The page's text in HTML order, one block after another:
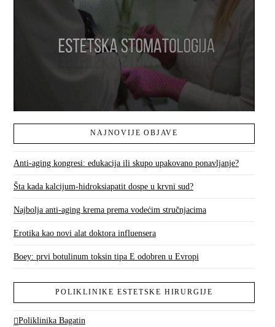
NAJNOVIJE OBJAVE
Anti-aging kongresi: edukacija ili skupo upakovano ponavljanje?
Šta kada kalcijum-hidroksiapatit dospe u krvni sud?
Najbolja anti-aging krema prema vodećim stručnjacima
Erotika kao novi alat doktora influensera
Boey: prvi botulinum toksin tipa E odobren u Evropi
POLIKLINIKE ESTETSKE HIRURGIJE
Poliklinika Bagatin